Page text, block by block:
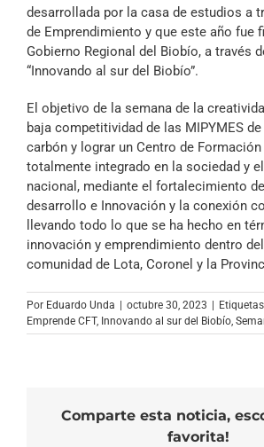
desarrollada por la casa de estudios a
de Emprendimiento y que este año fue
Gobierno Regional del Biobío, a través
“Innovando al sur del Biobío”.
El objetivo de la semana de la
baja competitividad de las MIPYMES de
carbón y lograr un Centro de
totalmente integrado en la sociedad y
nacional, mediante el fortalecimiento
desarrollo e Innovación y la conexión
llevando todo lo que se ha hecho en
innovación y emprendimiento dentro
comunidad de Lota, Coronel y la
Por Eduardo Unda octubre 30, 2023
Emprende CFT, Innovando al sur del Biobío,
Comparte esta noticia,
favorita!